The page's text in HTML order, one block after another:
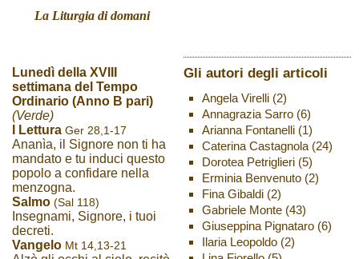
La Liturgia di domani
Lunedì della XVIII
settimana del Tempo
Ordinario (Anno B pari)
(Verde)
I Lettura Ger 28,1-17
Ananìa, il Signore non ti ha
mandato e tu induci questo
popolo a confidare nella
menzogna.
Salmo (Sal 118)
Insegnami, Signore, i tuoi
decreti.
Vangelo Mt 14,13-21
Gli autori degli articoli
Angela Virelli(2)
Annagrazia Sarro(6)
Arianna Fontanelli(1)
Caterina Castagnola(24)
Dorotea Petriglieri(5)
Erminia Benvenuto(2)
Fina Gibaldi(2)
Gabriele Monte(43)
Giuseppina Pignataro(6)
Ilaria Leopoldo(2)